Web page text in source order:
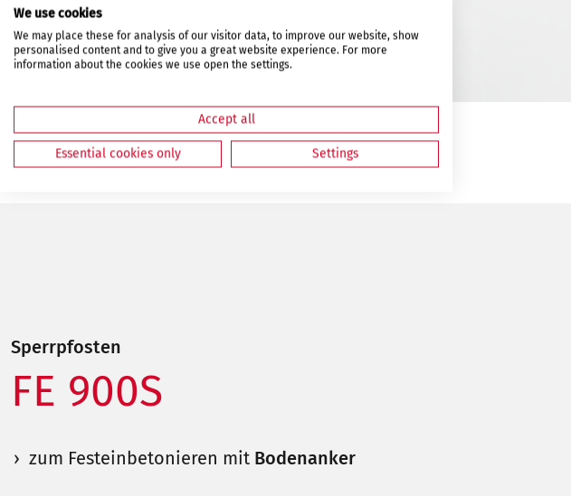
Sperrpfosten
FE 900S
zum Festeinbetonieren mit Bodenanker
We use cookies
We may place these for analysis of our visitor data, to improve our website, show
personalised content and to give you a great website experience. For more
information about the cookies we use open the settings.
Accept all
Essential cookies only Settings